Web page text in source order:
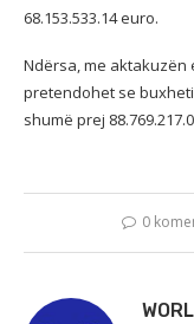
68.153.533.14 euro.
Ndërsa, me aktakuzën
pretendohet se
shumë prej
0